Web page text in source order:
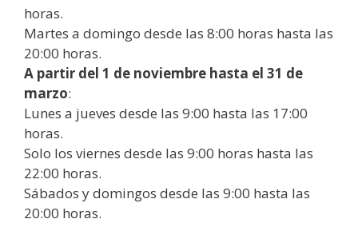
horas.
Martes a domingo desde las 8:00 horas hasta las
20:00 horas.
A partir del 1 de noviembre hasta el 31 de
marzo:
Lunes a jueves desde las 9:00 hasta las 17:00
horas.
Solo los viernes desde las 9:00 horas hasta las
22:00 horas.
Sábados y domingos desde las 9:00 hasta las
20:00 horas.